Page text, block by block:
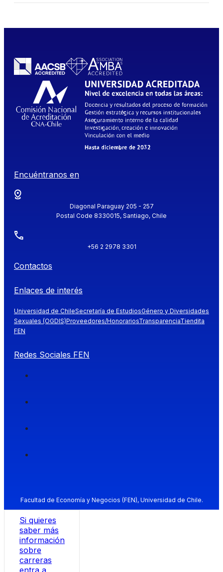
Encuéntranos en
Diagonal Paraguay 205 - 257
Postal Code 8330015, Santiago, Chile
+56 2 2978 3301
Contactos
Enlaces de interés
Universidad de ChileSecretaría de EstudiosGénero y Diversidades
Sexuales (OGDIS)Proveedores/HonorariosTransparenciaTiendita
FEN
Redes Sociales FEN
Facultad de Economía y Negocios (FEN), Universidad de Chile.
Si quieres
saber más
información
sobre
carreras
entra a